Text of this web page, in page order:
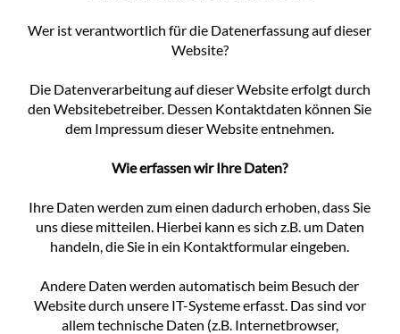
Wer ist verantwortlich für die Datenerfassung auf dieser
Website?
Die Datenverarbeitung auf dieser Website erfolgt durch
den Websitebetreiber. Dessen Kontaktdaten können Sie
dem Impressum dieser Website entnehmen.
Wie erfassen wir Ihre Daten?
Ihre Daten werden zum einen dadurch erhoben, dass Sie
uns diese mitteilen. Hierbei kann es sich z.B. um Daten
handeln, die Sie in ein Kontaktformular eingeben.
Andere Daten werden automatisch beim Besuch der
Website durch unsere IT-Systeme erfasst. Das sind vor
allem technische Daten (z.B. Internetbrowser,